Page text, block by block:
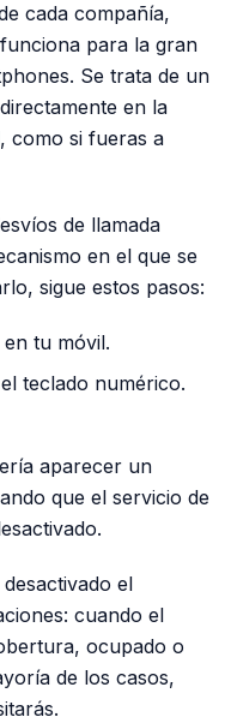
cada compañía,
para la gran
Se trata de un
en la
como si fueras a
de llamada
en el que se
sigue estos pasos:
en tu móvil.
teclado numérico.
aparecer un
que el servicio de
el
cuando el
ocupado o
de los casos,